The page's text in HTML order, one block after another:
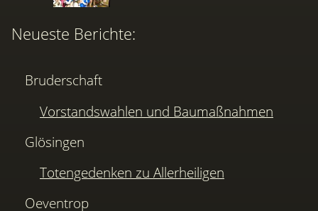
Neueste Berichte:
Bruderschaft
Vorstandswahlen und Baumaßnahmen
Glösingen
Totengedenken zu Allerheiligen
Oeventrop